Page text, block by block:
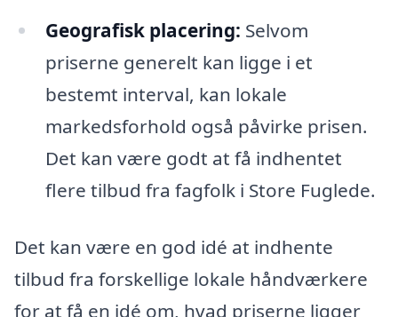
Geografisk placering: Selvom
priserne generelt kan ligge i et
bestemt interval, kan lokale
markedsforhold også påvirke prisen.
Det kan være godt at få indhentet
flere tilbud fra fagfolk i Store Fuglede.
Det kan være en god idé at indhente
tilbud fra forskellige lokale håndværkere
for at få en idé om, hvad priserne ligger